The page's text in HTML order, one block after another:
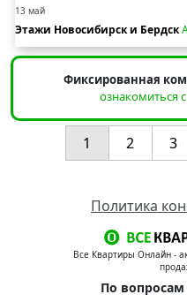
13 май
Этажи Новосибирск и Бердск
Фиксированная
ознакомиться
1 2 3
Политика
Все Квартиры Онлайн -
По вопросам